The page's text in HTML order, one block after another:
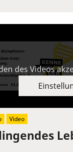
des Videos
Video